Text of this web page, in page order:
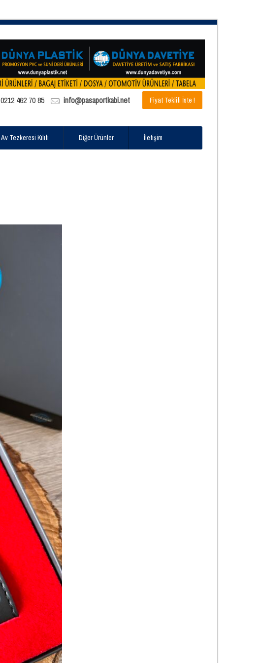
0212 462 70 85 info@pasaportkabi.net Fiyat Teklifi İste !
Av Tezkeresi Kılıfı Diğer Ürünler İletişim